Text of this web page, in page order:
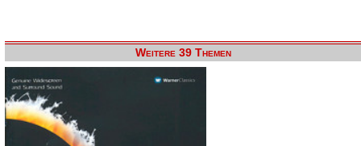
Weitere 39 Themen